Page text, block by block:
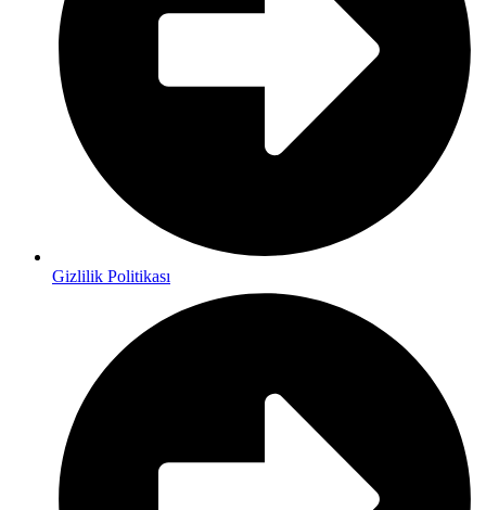
Gizlilik Politikası